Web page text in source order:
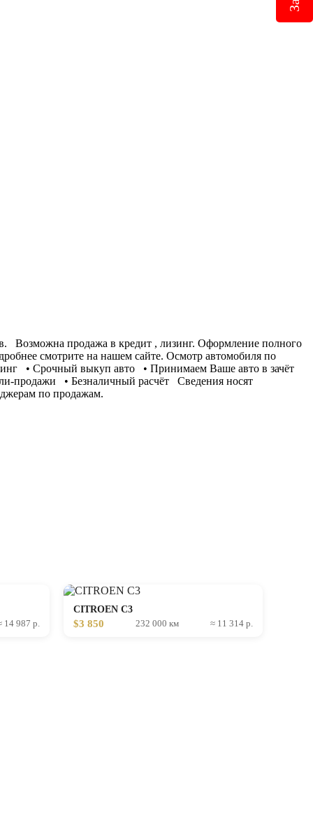
Bозможна продажа в кредит , лизинг. Оформление полного
смотрите на нашем сайте. Осмотр автомобиля по
• Срочный выкуп авто • Принимаем Ваше авто в зачёт
продажи • Безналичный расчёт Сведения носят
по продажам.
14 987 р.
CITROEN C3
$3 850 232 000 км ≈ 11 314 р.